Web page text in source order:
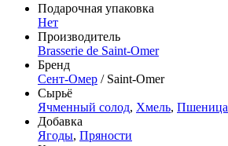
Подарочная упаковка
Нет
Производитель
Brasserie de Saint-Omer
Бренд
Сент-Омер / Saint-Omer
Сырьё
Ячменный солод, Хмель, Пшеница
Добавка
Ягоды, Пряности